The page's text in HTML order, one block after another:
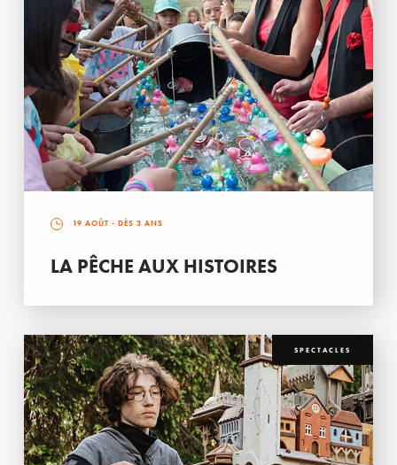
19 AOÛT - DÈS 3 ANS
LA PÊCHE AUX HISTOIRES
SPECTACLES